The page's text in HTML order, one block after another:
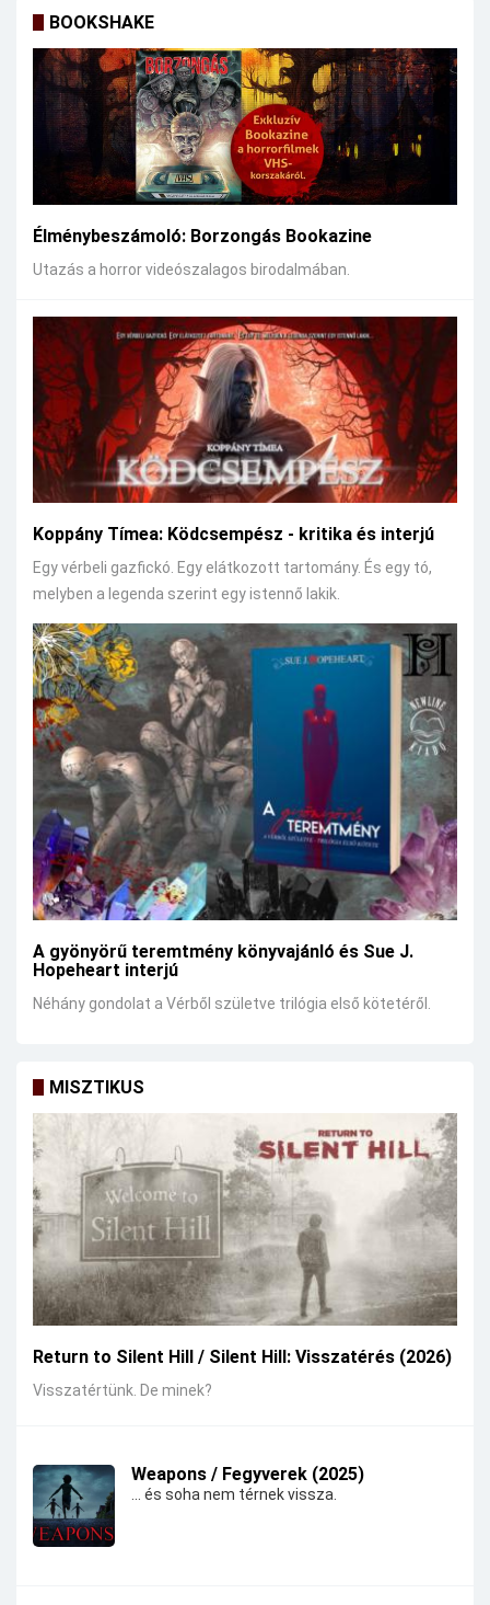
BOOKSHAKE
Élménybeszámoló: Borzongás Bookazine
Utazás a horror videószalagos birodalmában.
Koppány Tímea: Ködcsempész - kritika és interjú
Egy vérbeli gazfickó. Egy elátkozott tartomány. És egy tó,
melyben a legenda szerint egy istennő lakik.
A gyönyörű teremtmény könyvajánló és Sue J.
Hopeheart interjú
Néhány gondolat a Vérből születve trilógia első kötetéről.
MISZTIKUS
Return to Silent Hill / Silent Hill: Visszatérés (2026)
Visszatértünk. De minek?
Weapons / Fegyverek (2025)
... és soha nem térnek vissza.